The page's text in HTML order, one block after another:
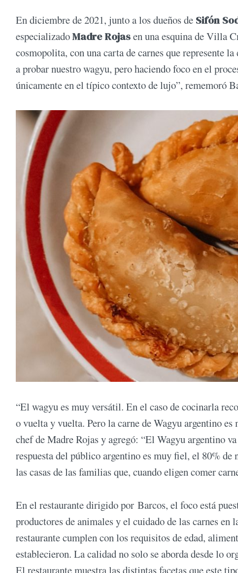
En diciembre de 2021, junto a los dueños de Sifón
especializadoMadre Rojasen una esquina de Villa
cosmopolita, con una carta de carnes que represente
a probar nuestro wagyu, pero haciendo foco en el
únicamente en el típico contexto de lujo”, rememoró
“El wagyu es muy versátil. En el caso de cocinarla
o vuelta y vuelta. Pero la carne de Wagyu argentino
chef de Madre Rojas y agregó: “El Wagyu argentino
respuesta del público argentino es muy fiel, el 80% de
las casas de las familias que, cuando eligen comer
En el restaurante dirigido por Barcos, el foco está
productores de animales y el cuidado de las carnes
restaurante cumplen con los requisitos de edad,
establecieron. La calidad no solo se aborda desde lo